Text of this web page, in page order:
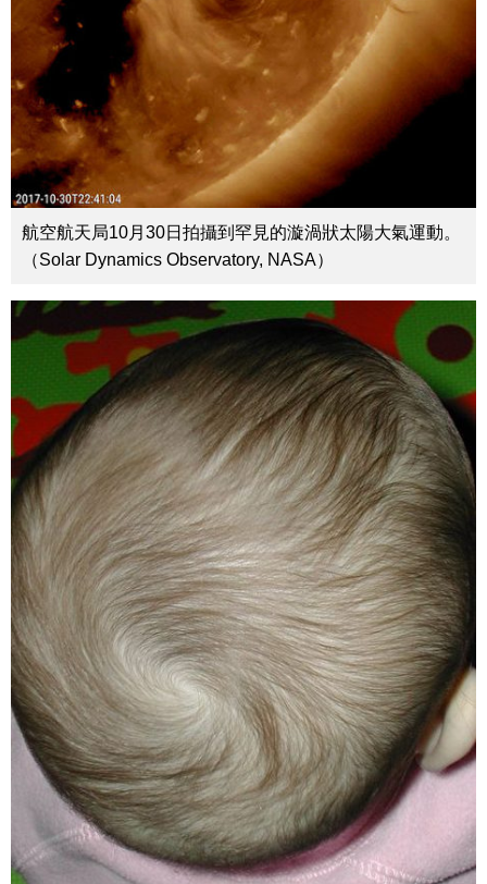
航空航天局10月30日拍攝到罕見的漩渦狀太陽大氣運動。
（Solar Dynamics Observatory, NASA）